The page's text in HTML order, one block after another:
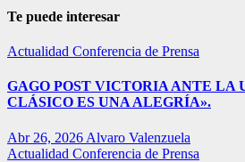
Te puede interesar
Actualidad Conferencia de Prensa
GAGO POST VICTORIA ANTE LA
CLÁSICO ES UNA ALEGRÍA».
Abr 26, 2026 Alvaro Valenzuela
Actualidad Conferencia de Prensa